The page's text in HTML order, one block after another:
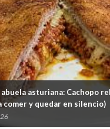
abuela asturiana: Cachopo
comer y quedar en silencio)